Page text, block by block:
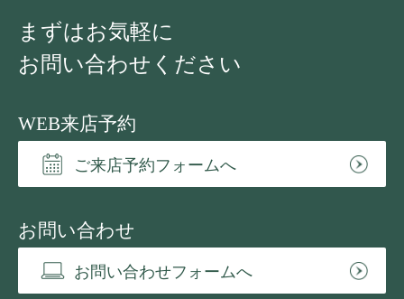
まずはお気軽に
お問い合わせください
WEB来店予約
ご来店予約フォームへ
お問い合わせ
お問い合わせフォームへ